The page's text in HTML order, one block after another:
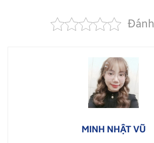
MINH NHẬT VŨ